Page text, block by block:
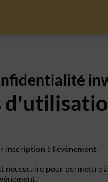
inscription à l’évènement.
pour permettre